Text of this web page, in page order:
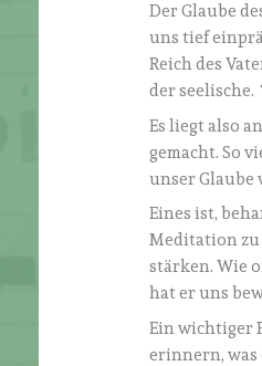
Der Glaube
uns tief
Reich des
der seelische.
Es liegt also
gemacht. So
unser Glaube
Eines ist,
Meditation zu
stärken. Wie
hat er uns
Ein wichtiger
erinnern, was